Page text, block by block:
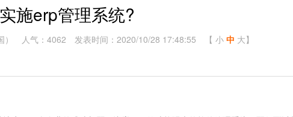
施erp管理系统?
人气：4062 发表时间：2020/10/28 17:48:55 【 小 中 大】